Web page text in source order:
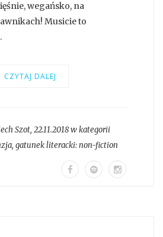
wegańsko, na
Musicie to
CZYTAJ DALEJ
Szot, 22.11.2018 w kategorii
, gatunek literacki:non-fiction